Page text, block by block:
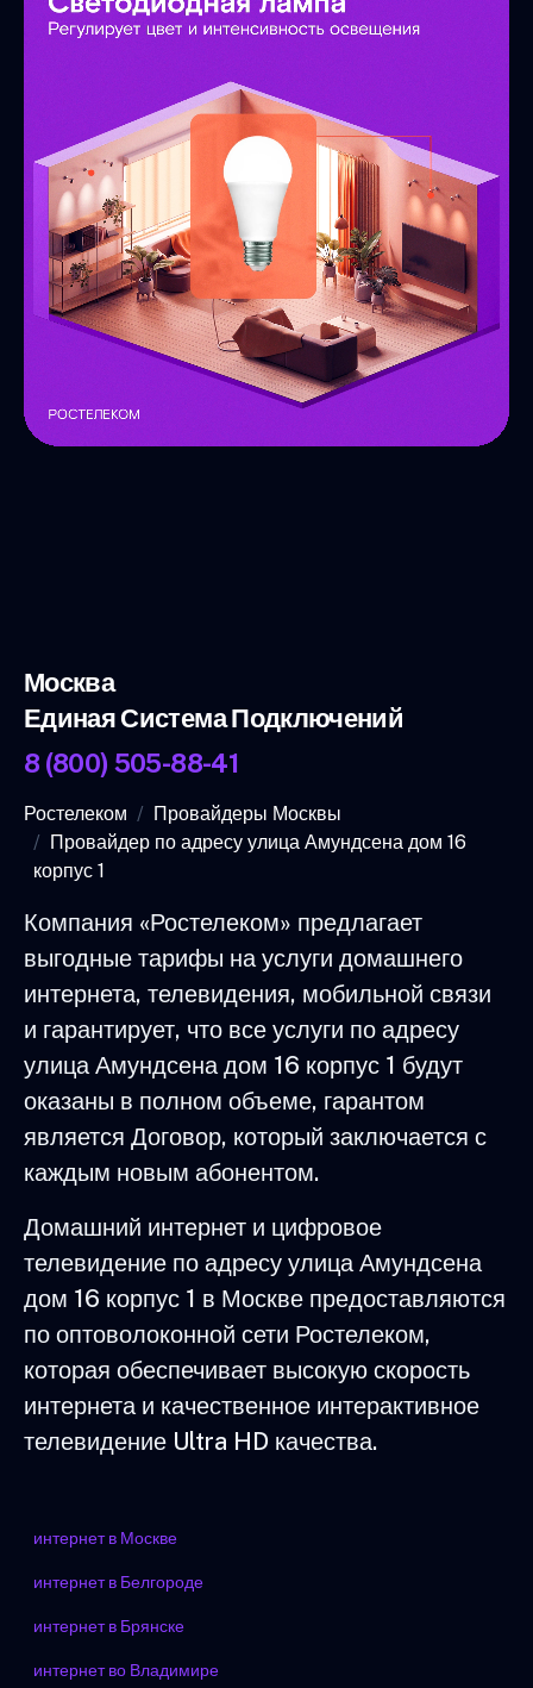
Москва
Единая Система Подключений
8 (800) 505-88-41
Ростелеком
Провайдеры Москвы
Провайдер по адресу улица Амундсена дом 16
корпус 1
Компания «Ростелеком» предлагает
выгодные тарифы на услуги домашнего
интернета, телевидения, мобильной связи
и гарантирует, что все услуги по адресу
улица Амундсена дом 16 корпус 1 будут
оказаны в полном объеме, гарантом
является Договор, который заключается с
каждым новым абонентом.
Домашний интернет и цифровое
телевидение по адресу улица Амундсена
дом 16 корпус 1 в Москве предоставляются
по оптоволоконной сети Ростелеком,
которая обеспечивает высокую скорость
интернета и качественное интерактивное
телевидение Ultra HD качества.
интернет в Москве
интернет в Белгороде
интернет в Брянске
интернет во Владимире